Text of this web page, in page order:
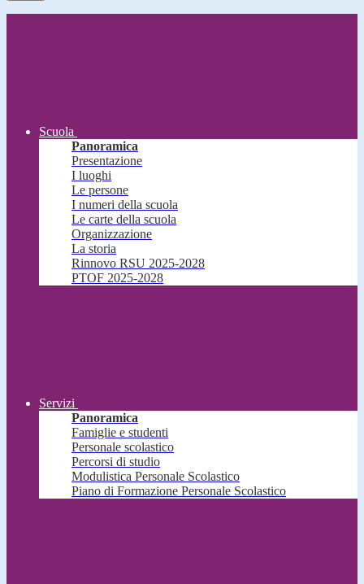
Scuola
Panoramica
Presentazione
I luoghi
Le persone
I numeri della scuola
Le carte della scuola
Organizzazione
La storia
Rinnovo RSU 2025-2028
PTOF 2025-2028
Servizi
Panoramica
Famiglie e studenti
Personale scolastico
Percorsi di studio
Modulistica Personale Scolastico
Piano di Formazione Personale Scolastico